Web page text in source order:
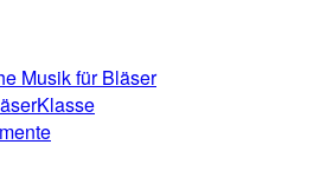
Musik für Bläser